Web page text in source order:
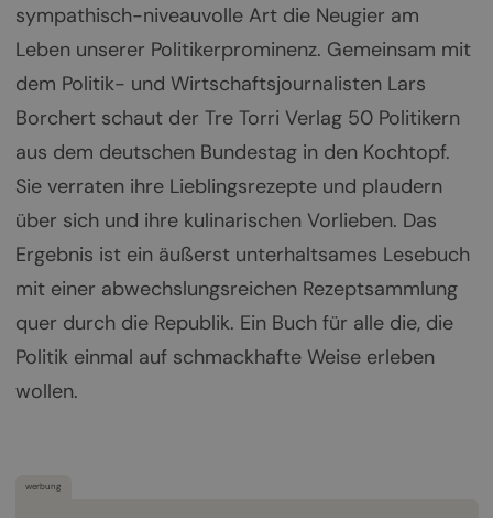
sympathisch-niveauvolle Art die Neugier am
Leben unserer Politikerprominenz. Gemeinsam mit
dem Politik- und Wirtschaftsjournalisten Lars
Borchert schaut der Tre Torri Verlag 50 Politikern
aus dem deutschen Bundestag in den Kochtopf.
Sie verraten ihre Lieblingsrezepte und plaudern
über sich und ihre kulinarischen Vorlieben. Das
Ergebnis ist ein äußerst unterhaltsames Lesebuch
mit einer abwechslungsreichen Rezeptsammlung
quer durch die Republik. Ein Buch für alle die, die
Politik einmal auf schmackhafte Weise erleben
wollen.
werbung